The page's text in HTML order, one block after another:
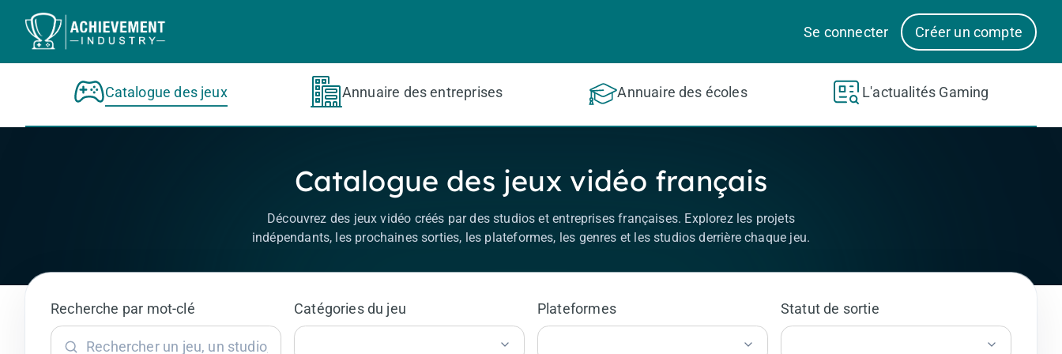
Aller au contenu principal
Se connecter
Créer un compte
Catalogue des jeux Annuaire des entreprises Annuaire des écoles L'actualités Gaming
Catalogue des jeux vidéo français
Découvrez des jeux vidéo créés par des studios et entreprises françaises. Explorez les projets
indépendants, les prochaines sorties, les plateformes, les genres et les studios derrière chaque jeu.
Recherche par mot-clé Catégories du jeu Plateformes Statut de sortie